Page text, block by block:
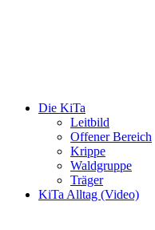
Die KiTa
Leitbild
Offener Bereich
Krippe
Waldgruppe
Träger
KiTa Alltag (Video)